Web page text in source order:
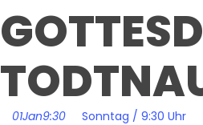
01Jan9:30 Sonntag / 9:30 Uhr